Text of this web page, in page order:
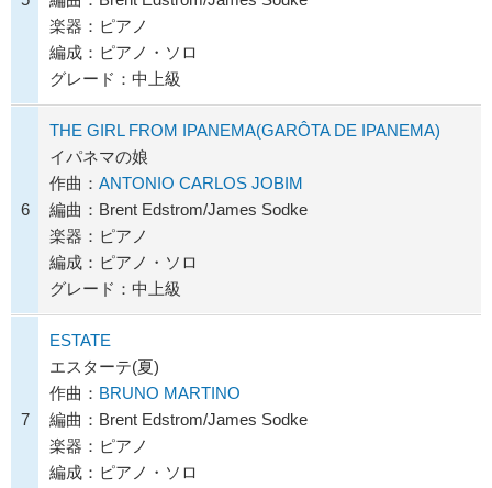
楽器：ピアノ
編成：ピアノ・ソロ
グレード：中上級
6
THE GIRL FROM IPANEMA(GARÔTA DE IPANEMA)
イパネマの娘
作曲： ANTONIO CARLOS JOBIM
編曲：Brent Edstrom/James Sodke
楽器：ピアノ
編成：ピアノ・ソロ
グレード：中上級
7
ESTATE
エスターテ(夏)
作曲： BRUNO MARTINO
編曲：Brent Edstrom/James Sodke
楽器：ピアノ
編成：ピアノ・ソロ